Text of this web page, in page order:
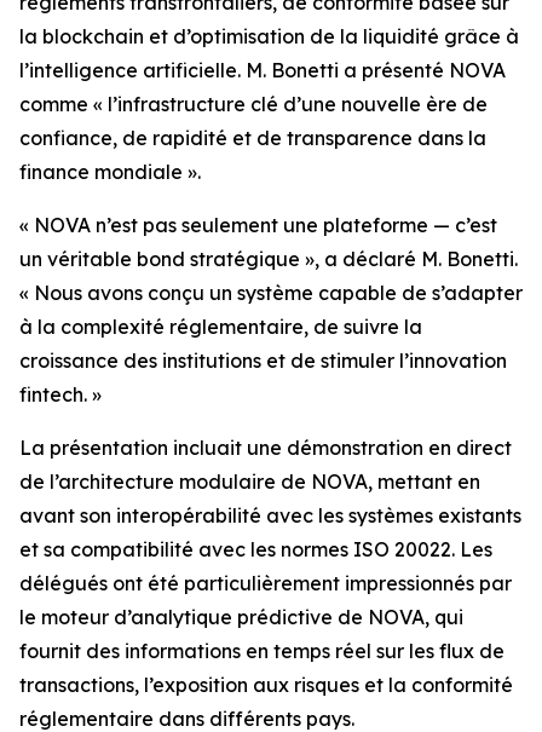
la blockchain et d’optimisation de la liquidité grâce à
l’intelligence artificielle. M. Bonetti a présenté NOVA
comme « l’infrastructure clé d’une nouvelle ère de
confiance, de rapidité et de transparence dans la
finance mondiale ».
« NOVA n’est pas seulement une plateforme — c’est
un véritable bond stratégique », a déclaré M. Bonetti.
« Nous avons conçu un système capable de s’adapter
à la complexité réglementaire, de suivre la
croissance des institutions et de stimuler l’innovation
fintech. »
La présentation incluait une démonstration en direct
de l’architecture modulaire de NOVA, mettant en
avant son interopérabilité avec les systèmes existants
et sa compatibilité avec les normes ISO 20022. Les
délégués ont été particulièrement impressionnés par
le moteur d’analytique prédictive de NOVA, qui
fournit des informations en temps réel sur les flux de
transactions, l’exposition aux risques et la conformité
réglementaire dans différents pays.